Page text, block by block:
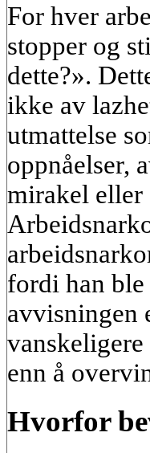
For hver
stopper og
dette?».
ikke av
utmattelse
oppnåelser,
mirakel eller
fordi han ble
avvisningen
enn å
Hvorfor